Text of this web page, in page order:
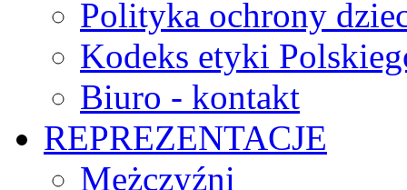
Polityka ochrony
Kodeks etyki
Biuro - kontakt
REPREZENTACJE
Mężczyźni